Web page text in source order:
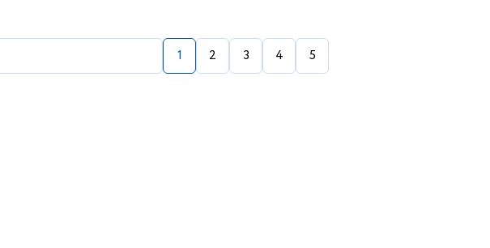
1 2 3 4 5